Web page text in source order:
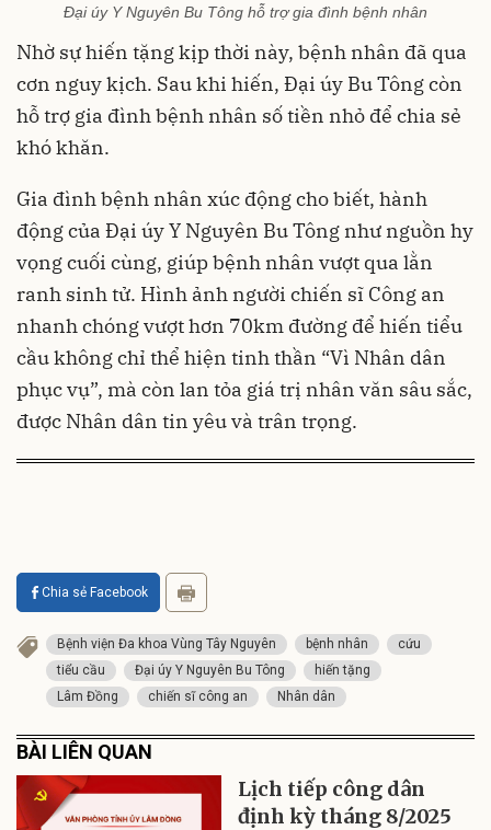
Đại úy Y Nguyên Bu Tông hỗ trợ gia đình bệnh nhân
Nhờ sự hiến tặng kịp thời này, bệnh nhân đã qua
cơn nguy kịch. Sau khi hiến, Đại úy Bu Tông còn
hỗ trợ gia đình bệnh nhân số tiền nhỏ để chia sẻ
khó khăn.
Gia đình bệnh nhân xúc động cho biết, hành
động của Đại úy Y Nguyên Bu Tông như nguồn hy
vọng cuối cùng, giúp bệnh nhân vượt qua lằn
ranh sinh tử. Hình ảnh người chiến sĩ Công an
nhanh chóng vượt hơn 70km đường để hiến tiểu
cầu không chỉ thể hiện tinh thần “Vì Nhân dân
phục vụ”, mà còn lan tỏa giá trị nhân văn sâu sắc,
được Nhân dân tin yêu và trân trọng.
Chia sẻ Facebook
Bệnh viện Đa khoa Vùng Tây Nguyên bệnh nhân
cứu
tiểu cầu
Đại úy Y Nguyên Bu Tông
hiến tặng
Lâm Đồng
chiến sĩ công an Nhân dân
BÀI LIÊN QUAN
Lịch tiếp công dân
định kỳ tháng 8/2025